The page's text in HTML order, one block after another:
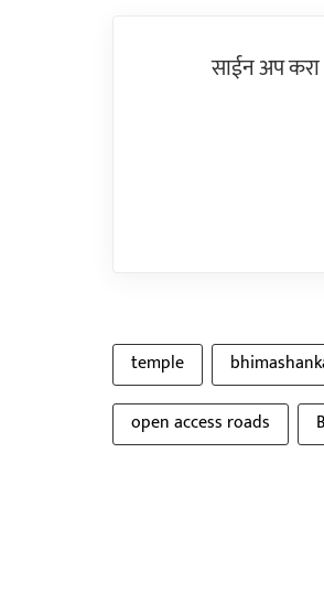
साईन अप
temple
open access roads